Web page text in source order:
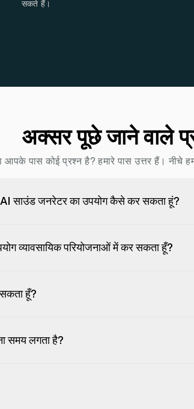
सकते हैं।
अक्सर पूछे जाने वाले
आपके पास कोई प्रश्न है? हमारे पास उत्तर हैं। नीचे
साउंड जनरेटर का उपयोग कैसे कर सकता हूं?
व्यावसायिक परियोजनाओं में कर सकता हूँ?
हूँ?
समय लगता है?